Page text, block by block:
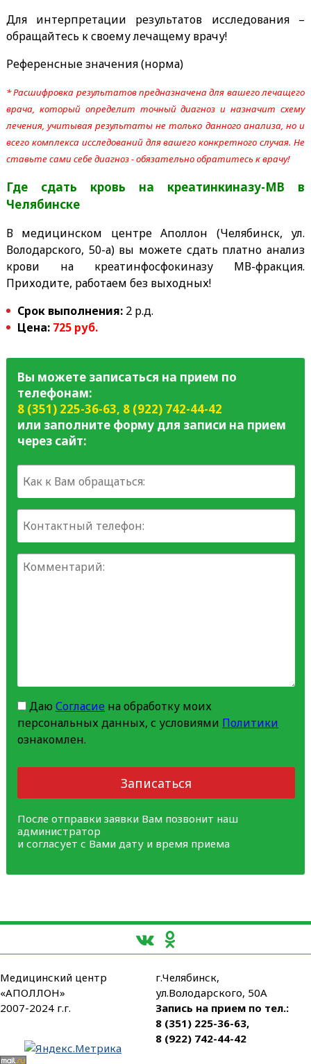
Для интерпретации результатов исследования –
обращайтесь к своему лечащему врачу!
Референсные значения (норма)
* Расшифровка результатов предназначена для вашего лечащего
врача, который определит точный диагноз и назначит схему
лечения, учитывая результаты не только данного анализа, но и
всего комплекса исследований для вашего конкретного случая. Не
ставьте сами себе диагноз - обязательно обратитесь к врачу!
Где сдать кровь на креатинкиназу-МВ в
Челябинске
В медицинском центре Аполлон (Челябинск, ул.
Володарского, 50-а) вы можете сдать платно анализ
крови на креатинфосфокиназу МВ-фракция.
Приходите, работаем без выходных!
Срок выполнения:2 р.д.
Цена: 725 руб.
Вы можете записаться на прием по
телефонам:
8 (351) 225-36-63, 8 (922) 742-44-42
или заполните форму для записи на прием
через сайт:
Даю Согласиена обработку моих
персональных данных, с условиями Политики
ознакомлен.
Записаться
После отправки заявки Вам позвонит наш
администратор
и согласует с Вами дату и время приема
Медицинский центр
«АПОЛЛОН»
2007-2024 г.г.
г.Челябинск,
ул.Володарского, 50А
Запись на прием по тел.:
8 (351) 225-36-63,
8 (922) 742-44-42